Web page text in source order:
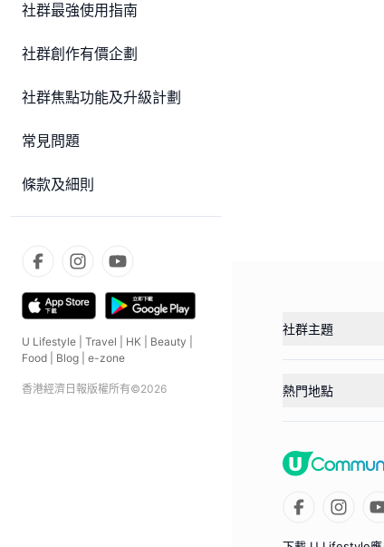
社群最強使用指南
社群創作有價企劃
社群焦點功能及升級計劃
常見問題
條款及細則
U Lifestyle Travel HK Beauty
Food
Blog e-zone
香港經濟日報版權所有©2026
社群主題
熱門地點